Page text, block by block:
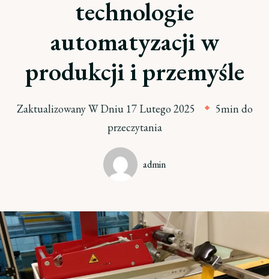
technologie
automatyzacji w
produkcji i przemyśle
Zaktualizowany W Dniu 17 Lutego 2025
5min do
przeczytania
admin